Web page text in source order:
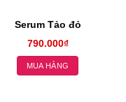
Serum Tảo đỏ
790.000₫
MUA HÀNG